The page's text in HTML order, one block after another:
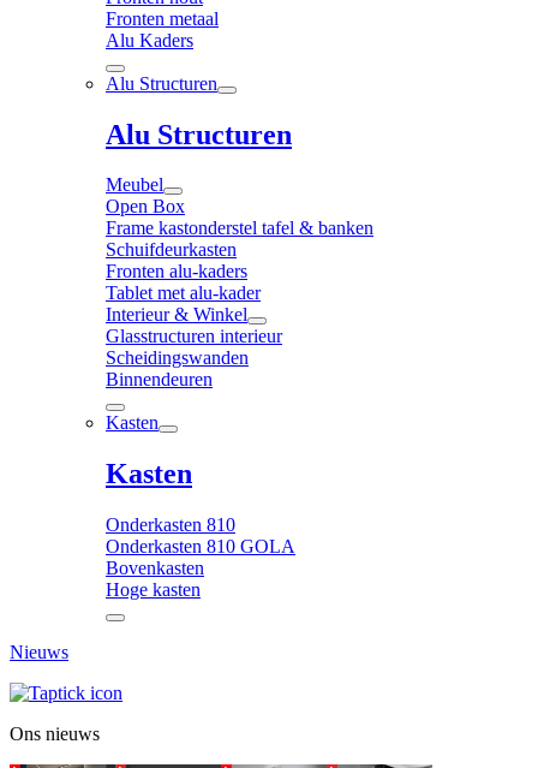
Fronten metaal
Alu Kaders
Alu Structuren
Alu Structuren
Meubel
Open Box
Frame kastonderstel tafel & banken
Schuifdeurkasten
Fronten alu-kaders
Tablet met alu-kader
Interieur & Winkel
Glasstructuren interieur
Scheidingswanden
Binnendeuren
Kasten
Kasten
Onderkasten 810
Onderkasten 810 GOLA
Bovenkasten
Hoge kasten
Nieuws
Ons nieuws